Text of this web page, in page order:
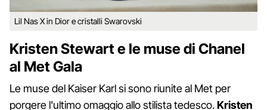
Lil Nas X in Dior e cristalli Swarovski
Kristen Stewart e le muse di Chanel
al Met Gala
Le muse del Kaiser Karl si sono riunite al Met per
porgere l'ultimo omaggio allo stilista tedesco.Kristen